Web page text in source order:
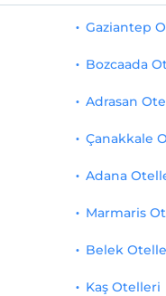
Gaziantep
Bozcaada
Adrasan
Çanakkale
Adana
Marmaris
Belek
Kaş Otelleri